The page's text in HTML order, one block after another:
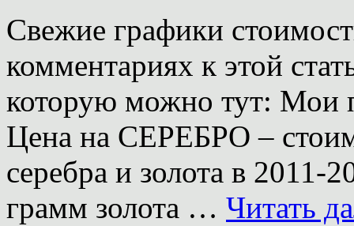
Свежие графики
комментариях к этой
которую можно тут: Мои
Цена на СЕРЕБРО –
серебра и золота в 2011-
грамм золота … Читать